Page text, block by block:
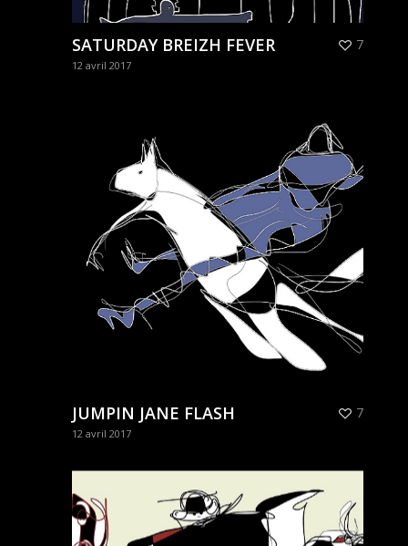
SATURDAY BREIZH FEVER
12 avril 2017
7
JUMPIN JANE FLASH
12 avril 2017
7